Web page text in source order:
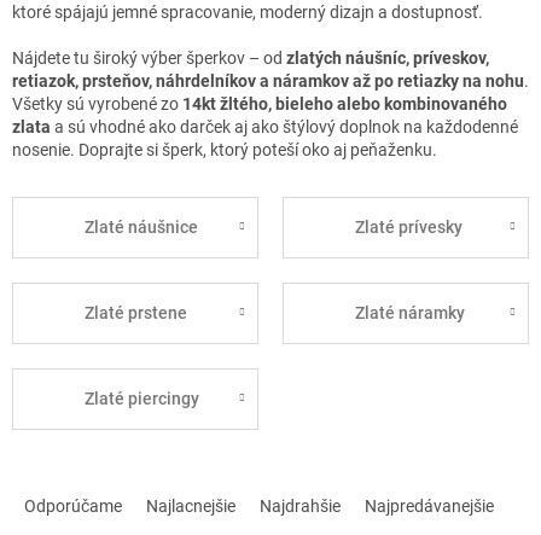
ktoré spájajú jemné spracovanie, moderný dizajn a dostupnosť.
Nájdete tu široký výber šperkov – od zlatých náušníc, príveskov,
retiazok, prsteňov, náhrdelníkov a náramkov až po retiazky na nohu.
Všetky sú vyrobené zo 14kt žltého, bieleho alebo kombinovaného
zlata a sú vhodné ako darček aj ako štýlový doplnok na každodenné
nosenie. Doprajte si šperk, ktorý poteší oko aj peňaženku.
Zlaté náušnice Zlaté prívesky
Zlaté prstene Zlaté náramky
Zlaté piercingy
Odporúčame Najlacnejšie Najdrahšie Najpredávanejšie